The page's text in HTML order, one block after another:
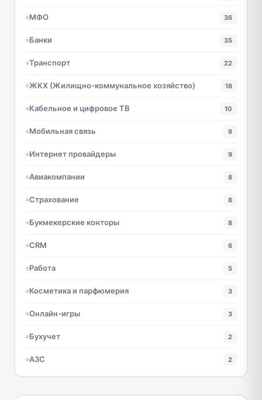
МФО 36
Банки 35
Транспорт 22
ЖКХ (Жилищно-коммунальное хозяйство) 18
Кабельное и цифровое ТВ 10
Мобильная связь 9
Интернет провайдеры 9
Авиакомпании 8
Страхование 8
Букмекерские конторы 8
CRM 6
Работа 5
Косметика и парфюмерия 3
Онлайн-игры 3
Бухучет 2
АЗС 2